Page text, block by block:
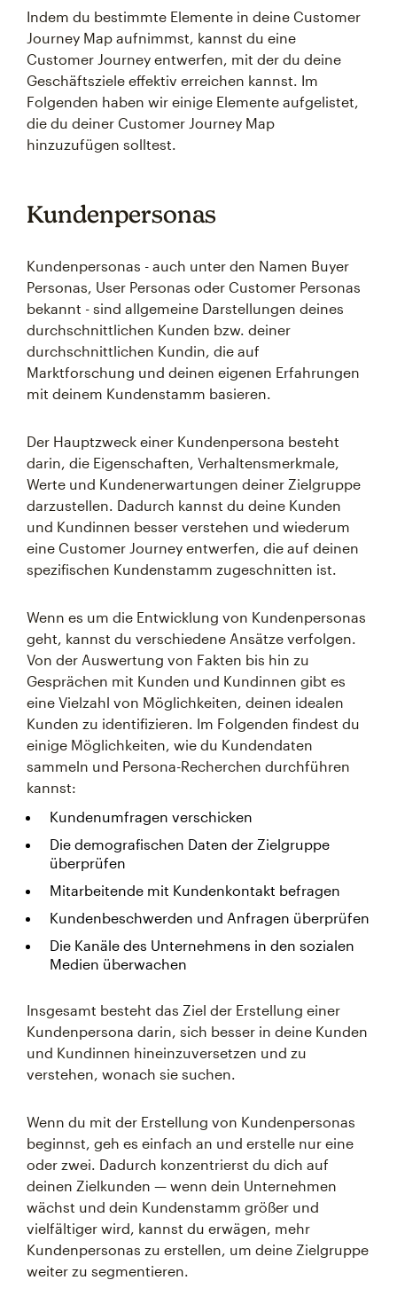
Indem du bestimmte Elemente in deine Customer
Journey Map aufnimmst, kannst du eine
Customer Journey entwerfen, mit der du deine
Geschäftsziele effektiv erreichen kannst. Im
Folgenden haben wir einige Elemente aufgelistet,
die du deiner Customer Journey Map
hinzuzufügen solltest.
Kundenpersonas
Kundenpersonas - auch unter den Namen Buyer
Personas, User Personas oder Customer Personas
bekannt - sind allgemeine Darstellungen deines
durchschnittlichen Kunden bzw. deiner
durchschnittlichen Kundin, die auf
Marktforschung und deinen eigenen Erfahrungen
mit deinem Kundenstamm basieren.
Der Hauptzweck einer Kundenpersona besteht
darin, die Eigenschaften, Verhaltensmerkmale,
Werte und Kundenerwartungen deiner Zielgruppe
darzustellen. Dadurch kannst du deine Kunden
und Kundinnen besser verstehen und wiederum
eine Customer Journey entwerfen, die auf deinen
spezifischen Kundenstamm zugeschnitten ist.
Wenn es um die Entwicklung von Kundenpersonas
geht, kannst du verschiedene Ansätze verfolgen.
Von der Auswertung von Fakten bis hin zu
Gesprächen mit Kunden und Kundinnen gibt es
eine Vielzahl von Möglichkeiten, deinen idealen
Kunden zu identifizieren. Im Folgenden findest du
einige Möglichkeiten, wie du Kundendaten
sammeln und Persona-Recherchen durchführen
kannst:
Kundenumfragen verschicken
Die demografischen Daten der Zielgruppe
überprüfen
Mitarbeitende mit Kundenkontakt befragen
Kundenbeschwerden und Anfragen überprüfen
Die Kanäle des Unternehmens in den sozialen
Medien überwachen
Insgesamt besteht das Ziel der Erstellung einer
Kundenpersona darin, sich besser in deine Kunden
und Kundinnen hineinzuversetzen und zu
verstehen, wonach sie suchen.
Wenn du mit der Erstellung von Kundenpersonas
beginnst, geh es einfach an und erstelle nur eine
oder zwei. Dadurch konzentrierst du dich auf
deinen Zielkunden — wenn dein Unternehmen
wächst und dein Kundenstamm größer und
vielfältiger wird, kannst du erwägen, mehr
Kundenpersonas zu erstellen, um deine Zielgruppe
weiter zu segmentieren.